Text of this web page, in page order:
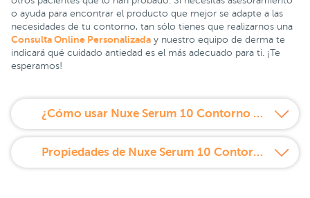
o ayuda para encontrar el producto que mejor se adapte a las
necesidades de tu contorno, tan sólo tienes que realizarnos una
Consulta Online Personalizada y nuestro equipo de derma te
indicará qué cuidado antiedad es el más adecuado para ti. ¡Te
esperamos!
¿Cómo usar Nuxe Serum 10 Contorno de Ojos?
Propiedades de Nuxe Serum 10 Contorno de Ojos